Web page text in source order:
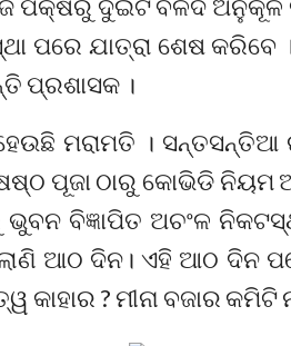
ପରେ ଯାତ୍ରା ଶେଷ
ପ୍ରଶାସକ ।
ମରାମତି ।
ପୂଜା ଠାରୁ କୋଭିଡି ନିୟମ
ଭୁବନ ବିଜ୍ଞାପିତ ଅଚଂଳ
ଆଠ ଦିନ। ଏହି ଆଠ ଦିନ
କାହାର ? ମୀନା ବଜାର କମିଟି